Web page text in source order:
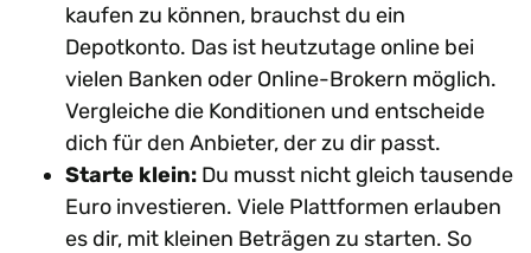
kaufen zu können, brauchst du ein
Depotkonto. Das ist heutzutage online bei
vielen Banken oder Online-Brokern möglich.
Vergleiche die Konditionen und entscheide
dich für den Anbieter, der zu dir passt.
Starte klein: Du musst nicht gleich tausende
Euro investieren. Viele Plattformen erlauben
es dir, mit kleinen Beträgen zu starten. So